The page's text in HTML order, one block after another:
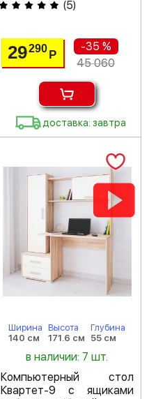
(5)
29290 Р
-35 %
45 060
доставка: завтра
Ширина
140 см
Высота
171.6 см
Глубина
55 см
в наличии: 7 шт.
Компьютерный стол
Квартет-9 с ящиками